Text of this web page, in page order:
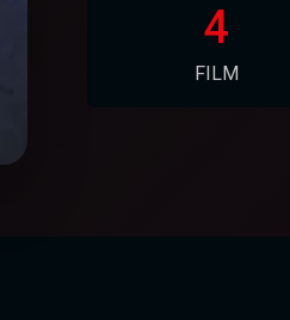
4
FILM